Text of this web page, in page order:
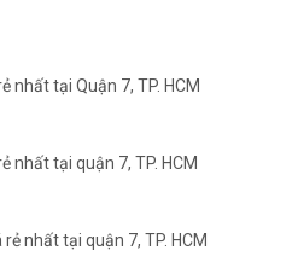
nhất tại Quận 7, TP. HCM
nhất tại quận 7, TP. HCM
nhất tại quận 7, TP. HCM